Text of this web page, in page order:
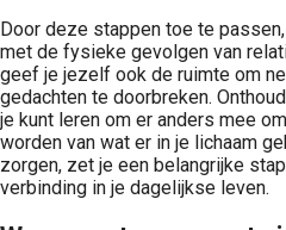
Door deze stappen toe te
met de fysieke gevolgen van
geef je jezelf ook de ruimte om
gedachten te doorbreken.
je kunt leren om er anders mee
worden van wat er in je lichaam
zorgen, zet je een belangrijke
verbinding in je dagelijkse leven.